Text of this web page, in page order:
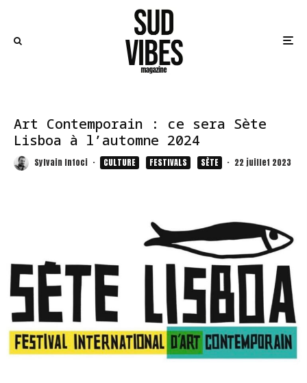
Art Contemporain : ce sera Sète
Lisboa à l’automne 2024
Sylvain Intoci · CULTURE FESTIVALS SÈTE · 22 juillet 2023